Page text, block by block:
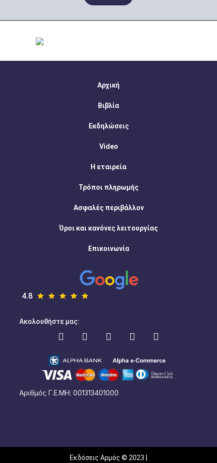
4.8
Αρχική
Βιβλία
Εκδηλώσεις
Video
Η εταιρεία
Τρόποι πληρωμής
Ασφαλές περιβάλλον
Όροι και κανόνες λειτουργίας
Επικοινωνία
Ακολουθήστε μας:
Αριθμός Γ.Ε.ΜΗ: 001313401000
Εκδόσεις Αρμός © 2023 |